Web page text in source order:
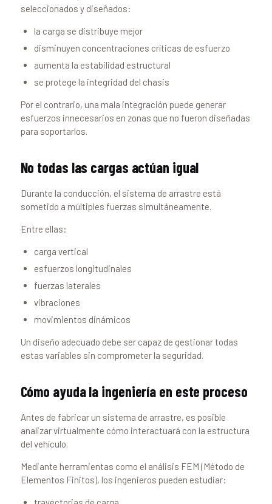
seleccionados y diseñados:
la carga se distribuye mejor
disminuyen concentraciones críticas de esfuerzo
aumenta la estabilidad estructural
se protege la integridad del chasis
Por el contrario, una mala integración puede generar
esfuerzos innecesarios en zonas que no fueron diseñadas
para soportarlos.
No todas las cargas actúan igual
Durante la conducción, el sistema de arrastre está
sometido a múltiples fuerzas simultáneamente.
Entre ellas:
carga vertical
esfuerzos longitudinales
fuerzas laterales
vibraciones
movimientos dinámicos
Un diseño adecuado debe ser capaz de gestionar todas
estas variables sin comprometer la seguridad.
Cómo ayuda la ingeniería en este proceso
Antes de fabricar un sistema de arrastre, es posible
analizar virtualmente cómo interactuará con la estructura
del vehículo.
Mediante herramientas como el análisis FEM (Método de
Elementos Finitos), los ingenieros pueden estudiar: